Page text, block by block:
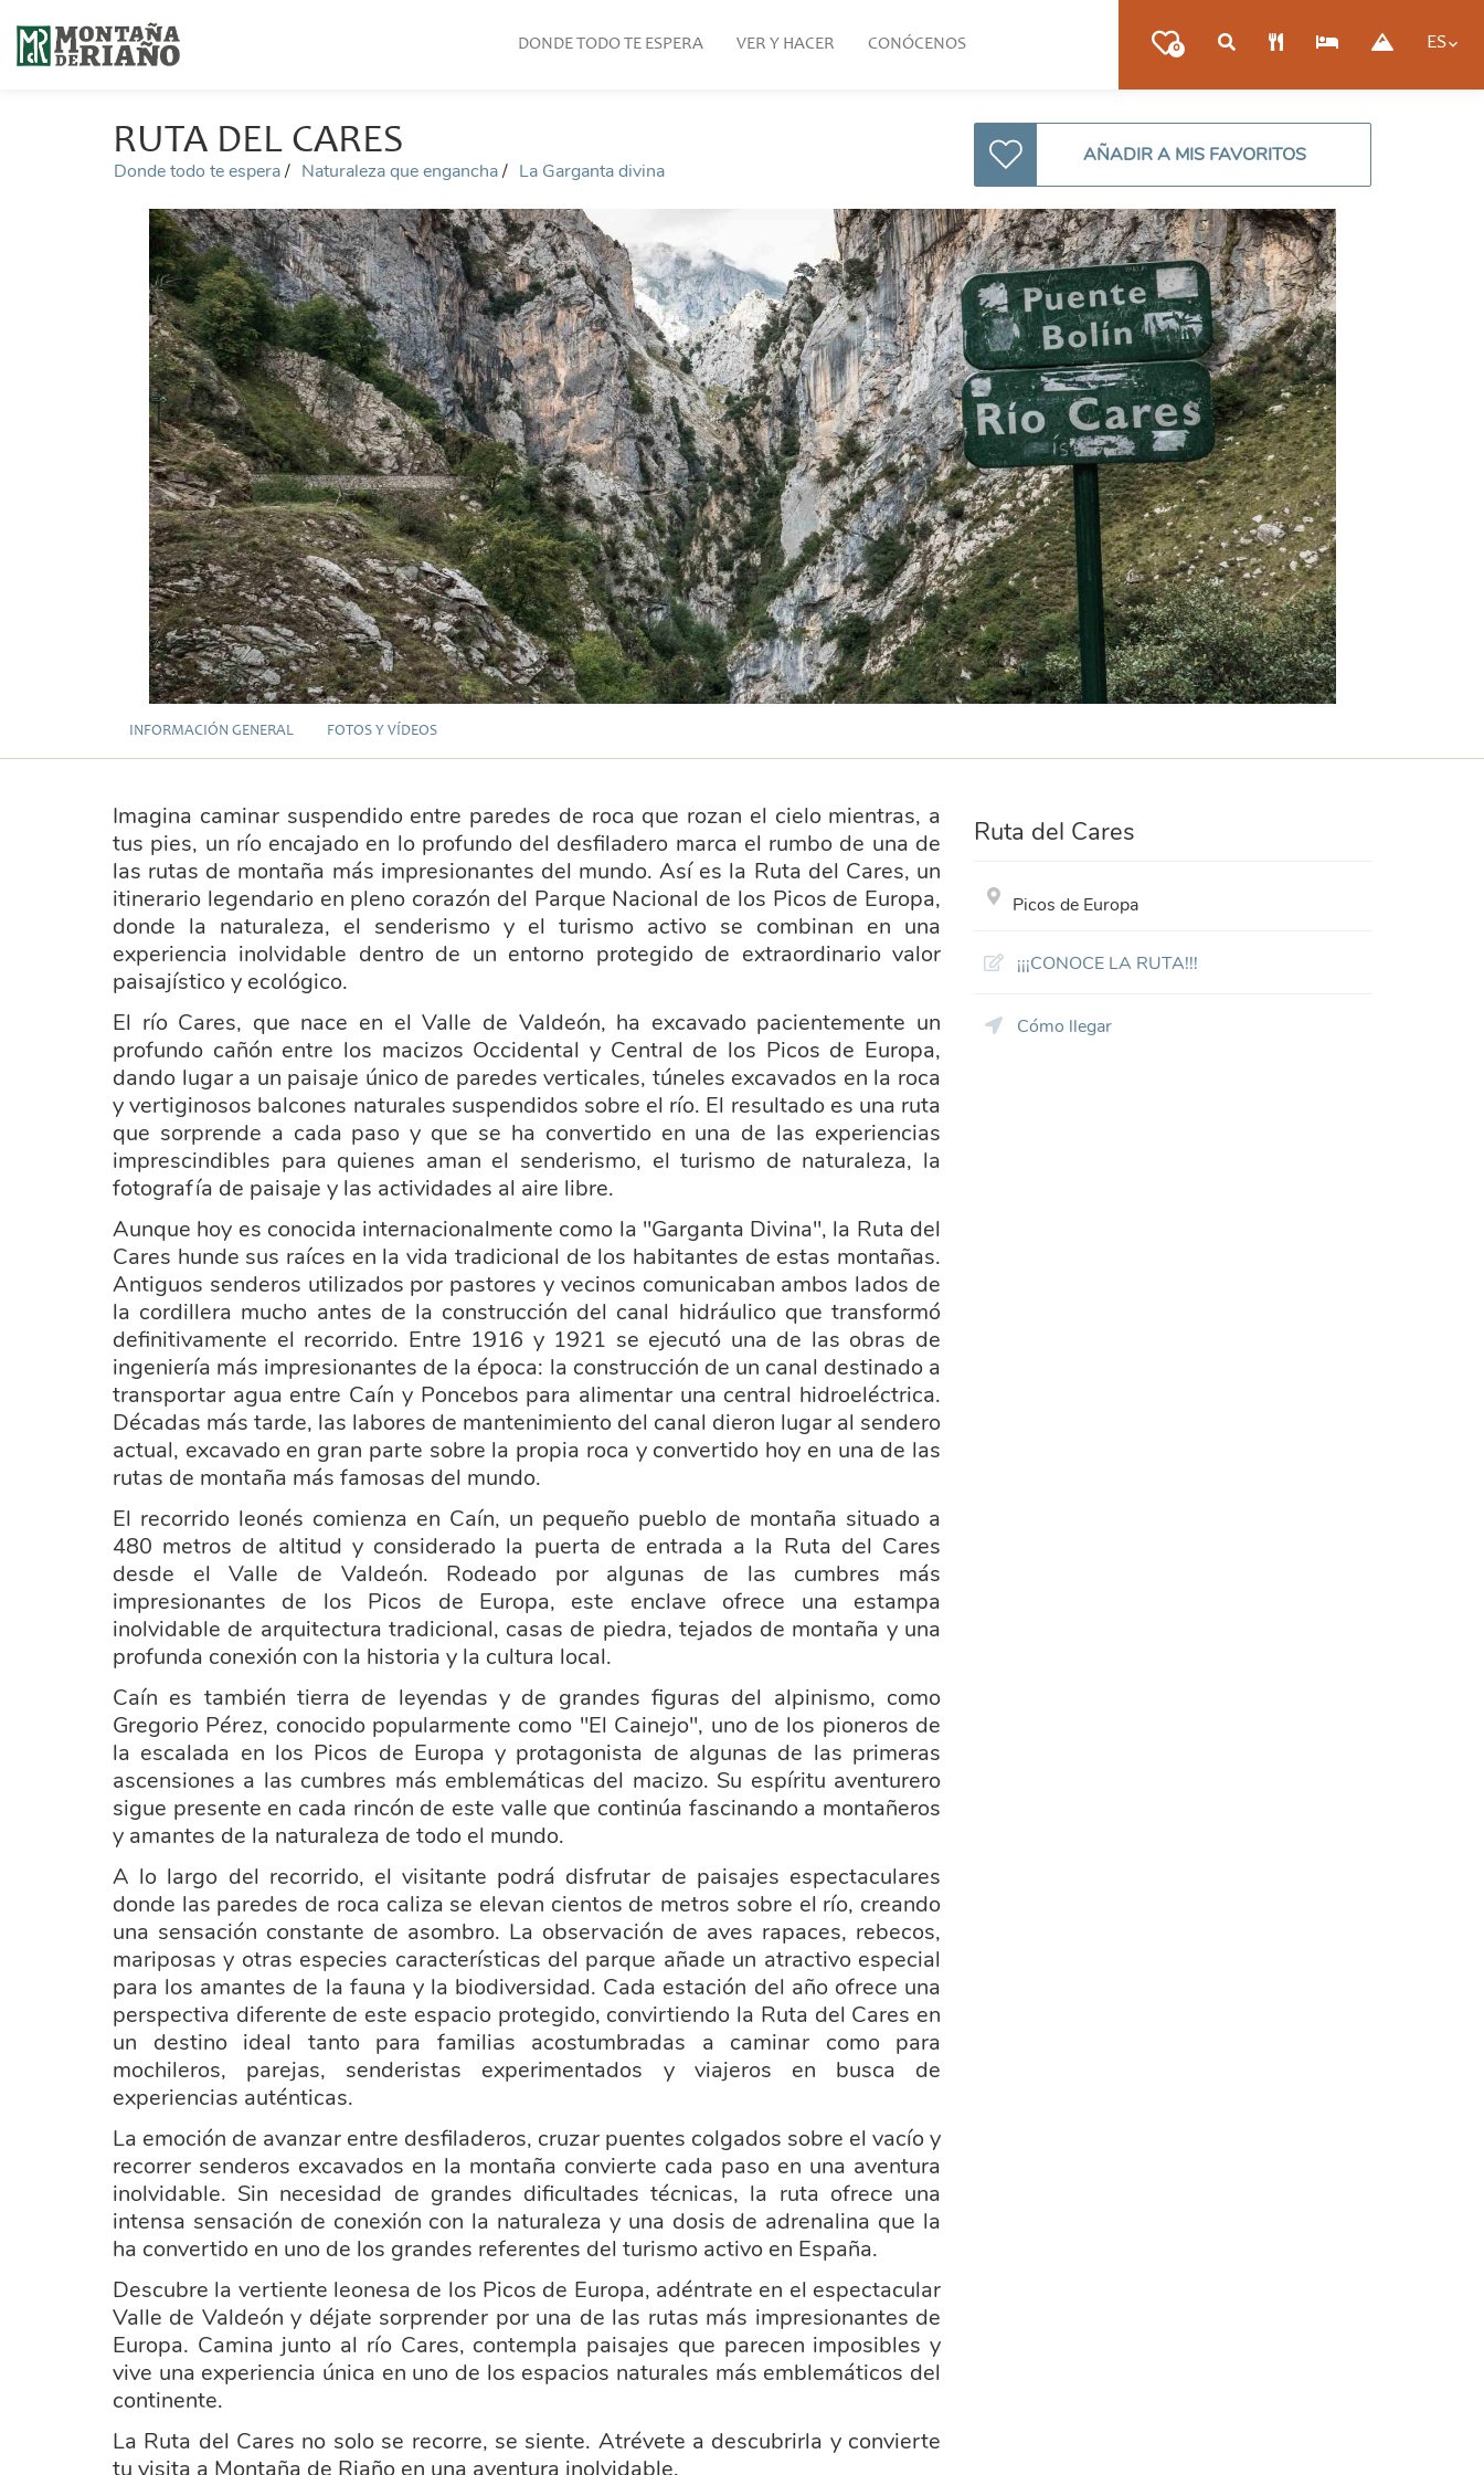
0 ES
DONDE TODO TE ESPERA VER Y HACER CONÓCENOS
RUTA DEL CARES
Donde todo te espera Naturaleza que engancha La Garganta divina
AÑADIR A MIS FAVORITOS
INFORMACIÓN GENERAL FOTOS Y VÍDEOS
Imagina caminar suspendido entre paredes de roca que rozan el cielo mientras, a
tus pies, un río encajado en lo profundo del desfiladero marca el rumbo de una de
las rutas de montaña más impresionantes del mundo. Así es la Ruta del Cares, un
itinerario legendario en pleno corazón del Parque Nacional de los Picos de Europa,
donde la naturaleza, el senderismo y el turismo activo se combinan en una
experiencia inolvidable dentro de un entorno protegido de extraordinario valor
paisajístico y ecológico.
El río Cares, que nace en el Valle de Valdeón, ha excavado pacientemente un
profundo cañón entre los macizos Occidental y Central de los Picos de Europa,
dando lugar a un paisaje único de paredes verticales, túneles excavados en la roca
y vertiginosos balcones naturales suspendidos sobre el río. El resultado es una ruta
que sorprende a cada paso y que se ha convertido en una de las experiencias
imprescindibles para quienes aman el senderismo, el turismo de naturaleza, la
fotografía de paisaje y las actividades al aire libre.
Aunque hoy es conocida internacionalmente como la "Garganta Divina", la Ruta del
Cares hunde sus raíces en la vida tradicional de los habitantes de estas montañas.
Antiguos senderos utilizados por pastores y vecinos comunicaban ambos lados de
la cordillera mucho antes de la construcción del canal hidráulico que transformó
definitivamente el recorrido. Entre 1916 y 1921 se ejecutó una de las obras de
ingeniería más impresionantes de la época: la construcción de un canal destinado a
transportar agua entre Caín y Poncebos para alimentar una central hidroeléctrica.
Décadas más tarde, las labores de mantenimiento del canal dieron lugar al sendero
actual, excavado en gran parte sobre la propia roca y convertido hoy en una de las
rutas de montaña más famosas del mundo.
El recorrido leonés comienza en Caín, un pequeño pueblo de montaña situado a
480 metros de altitud y considerado la puerta de entrada a la Ruta del Cares
desde el Valle de Valdeón. Rodeado por algunas de las cumbres más
impresionantes de los Picos de Europa, este enclave ofrece una estampa
inolvidable de arquitectura tradicional, casas de piedra, tejados de montaña y una
profunda conexión con la historia y la cultura local.
Caín es también tierra de leyendas y de grandes figuras del alpinismo, como
Gregorio Pérez, conocido popularmente como "El Cainejo", uno de los pioneros de
la escalada en los Picos de Europa y protagonista de algunas de las primeras
ascensiones a las cumbres más emblemáticas del macizo. Su espíritu aventurero
sigue presente en cada rincón de este valle que continúa fascinando a montañeros
y amantes de la naturaleza de todo el mundo.
A lo largo del recorrido, el visitante podrá disfrutar de paisajes espectaculares
donde las paredes de roca caliza se elevan cientos de metros sobre el río, creando
una sensación constante de asombro. La observación de aves rapaces, rebecos,
mariposas y otras especies características del parque añade un atractivo especial
para los amantes de la fauna y la biodiversidad. Cada estación del año ofrece una
perspectiva diferente de este espacio protegido, convirtiendo la Ruta del Cares en
un destino ideal tanto para familias acostumbradas a caminar como para
mochileros, parejas, senderistas experimentados y viajeros en busca de
experiencias auténticas.
La emoción de avanzar entre desfiladeros, cruzar puentes colgados sobre el vacío y
recorrer senderos excavados en la montaña convierte cada paso en una aventura
inolvidable. Sin necesidad de grandes dificultades técnicas, la ruta ofrece una
intensa sensación de conexión con la naturaleza y una dosis de adrenalina que la
ha convertido en uno de los grandes referentes del turismo activo en España.
Descubre la vertiente leonesa de los Picos de Europa, adéntrate en el espectacular
Valle de Valdeón y déjate sorprender por una de las rutas más impresionantes de
Europa. Camina junto al río Cares, contempla paisajes que parecen imposibles y
vive una experiencia única en uno de los espacios naturales más emblemáticos del
continente.
La Ruta del Cares no solo se recorre, se siente. Atrévete a descubrirla y convierte
tu visita a Montaña de Riaño en una aventura inolvidable.
Ruta del Cares
Picos de Europa
¡¡¡CONOCE LA RUTA!!!
Cómo llegar